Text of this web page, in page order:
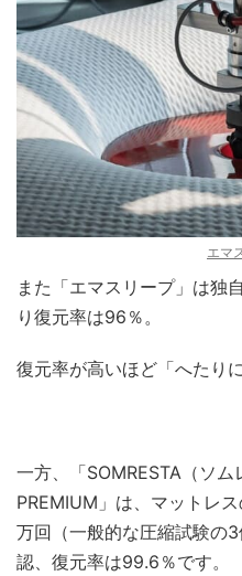
エマ
また「エマスリープ」は独
り復元率は96％。
復元率が高いほど「へたり
一方、「SOMRESTA（ソム
PREMIUM」は、マットレ
万回（一般的な圧縮試験の
認、復元率は99.6％です。